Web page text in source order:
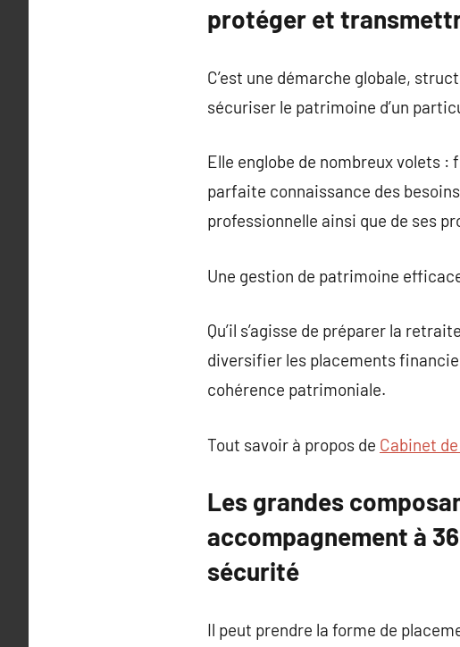
protéger et
C’est une démarche globale,
sécuriser le patrimoine d’un
Elle englobe de nombreux volets
parfaite connaissance des
professionnelle ainsi que de ses
Une gestion de patrimoine
Qu’il s’agisse de préparer la
diversifier les placements
cohérence patrimoniale.
Tout savoir à propos de Cabinet
Les grandes
accompagnement à
sécurité
Il peut prendre la forme de